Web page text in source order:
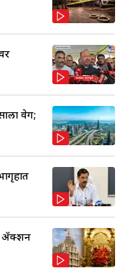
वेग;
ॲक्शन